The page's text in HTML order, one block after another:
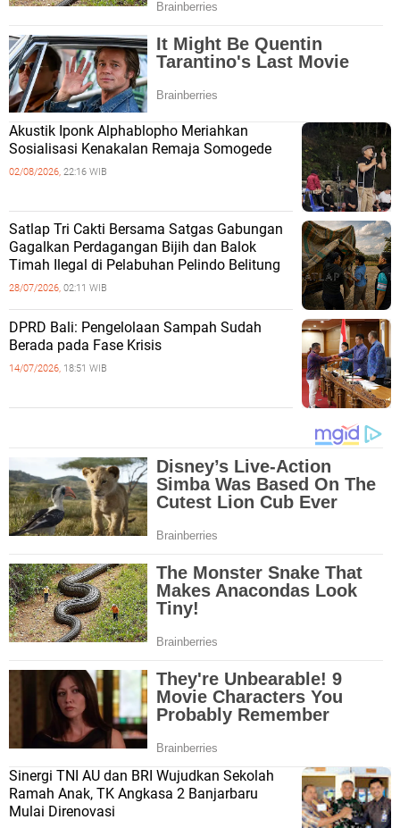
Akustik Iponk Alphablopho Meriahkan
Sosialisasi Kenakalan Remaja Somogede
02/08/2026, 22:16 WIB
Satlap Tri Cakti Bersama Satgas Gabungan
Gagalkan Perdagangan Bijih dan Balok
Timah Ilegal di Pelabuhan Pelindo Belitung
28/07/2026, 02:11 WIB
DPRD Bali: Pengelolaan Sampah Sudah
Berada pada Fase Krisis
14/07/2026, 18:51 WIB
Sinergi TNI AU dan BRI Wujudkan Sekolah
Ramah Anak, TK Angkasa 2 Banjarbaru
Mulai Direnovasi